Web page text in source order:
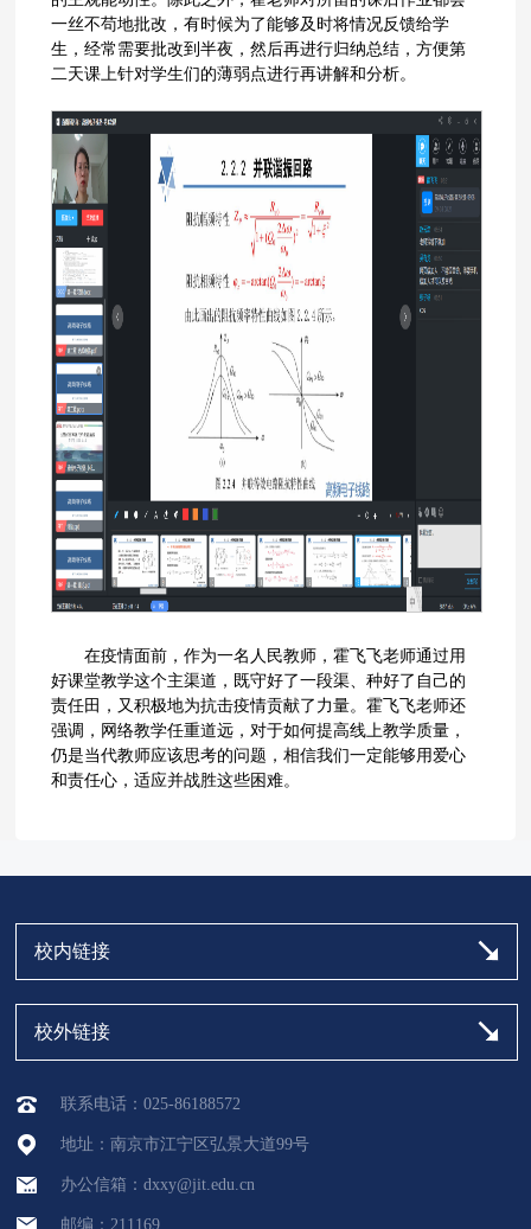
一丝不苟地批改，有时候为了能够及时将情况反馈给学
生，经常需要批改到半夜，然后再进行归纳总结，方便第
二天课上针对学生们的薄弱点进行再讲解和分析。
在疫情面前，作为一名人民教师，霍飞飞老师通过用
好课堂教学这个主渠道，既守好了一段渠、种好了自己的
责任田，又积极地为抗击疫情贡献了力量。霍飞飞老师还
强调，网络教学任重道远，对于如何提高线上教学质量，
仍是当代教师应该思考的问题，相信我们一定能够用爱心
和责任心，适应并战胜这些困难。
校内链接
校外链接
联系电话：025-86188572
地址：南京市江宁区弘景大道99号
办公信箱：dxxy@jit.edu.cn
邮编：211169